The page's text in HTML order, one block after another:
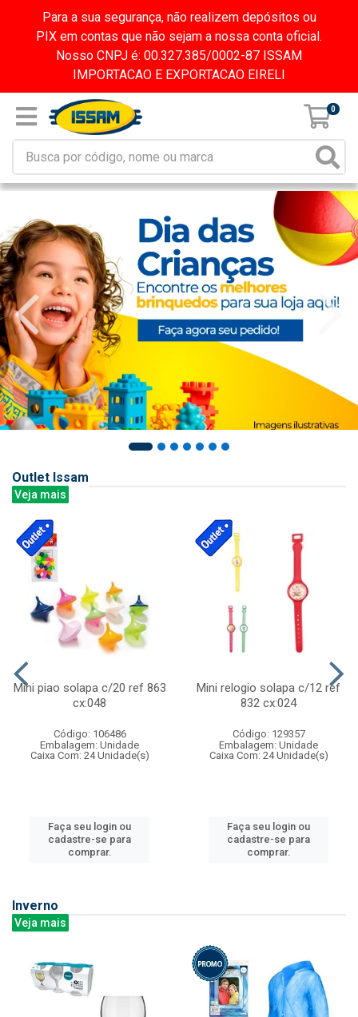
Para a sua segurança, não realizem depósitos ou
PIX em contas que não sejam a nossa conta oficial.
Nosso CNPJ é: 00.327.385/0002-87 ISSAM
IMPORTACAO E EXPORTACAO EIRELI
0
Outlet Issam
Veja mais
Mini piao solapa c/20 ref 863
cx:048
Código: 106486
Embalagem: Unidade
Caixa Com: 24 Unidade(s)
Faça seu login ou
cadastre-se para
comprar.
Mini relogio solapa c/12 ref
832 cx:024
Código: 129357
Embalagem: Unidade
Caixa Com: 24 Unidade(s)
Faça seu login ou
cadastre-se para
comprar.
Inverno
Veja mais